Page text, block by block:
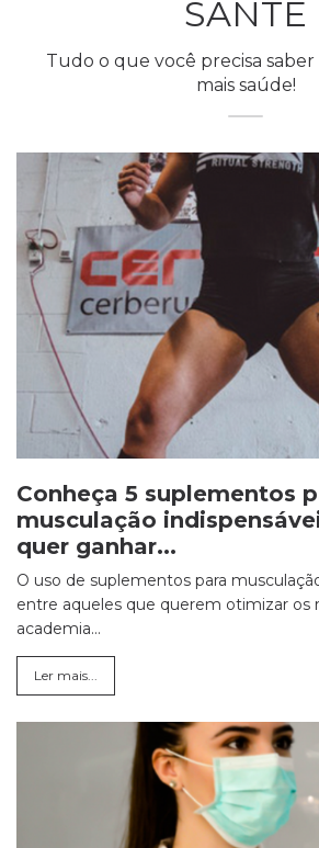
SANTÉ
Tudo o que você precisa
mais saúde!
Conheça 5 suplementos
musculação
quer ganhar...
O uso de suplementos para
entre aqueles que querem otimizar os
academia...
Ler mais...